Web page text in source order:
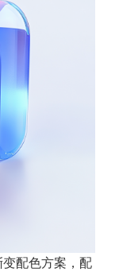
配色方案，配